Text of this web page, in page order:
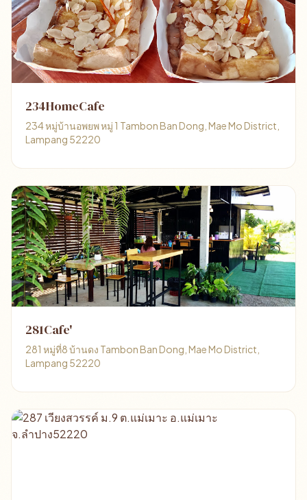
234HomeCafe
234 หมู่บ้านอพยพ หมู่ 1 Tambon Ban Dong, Mae Mo District,
Lampang 52220
281Cafe'
281 หมู่ที่8 บ้านดง Tambon Ban Dong, Mae Mo District,
Lampang 52220